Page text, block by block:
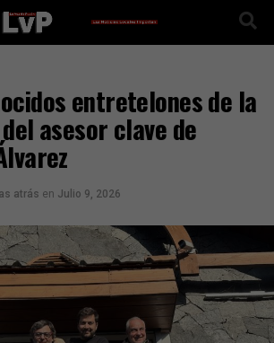
entretelones de la
asesor clave de
atrás en Julio 9, 2026